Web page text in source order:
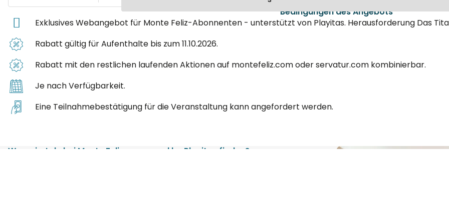
Bedingungen des Angebots
Exklusives Webangebot für Monte Feliz-Abonnenten - unterstützt von Playitas. Herausforderung Das
Rabatt gültig für Aufenthalte bis zum 11.10.2026.
Rabatt mit den restlichen laufenden Aktionen auf montefeliz.com oder servatur.com kombinierbar.
Je nach Verfügbarkeit.
Eine Teilnahmebestätigung für die Veranstaltung kann angefordert werden.
Was wirst du bei Monte Feliz - powered by Playitas finden?